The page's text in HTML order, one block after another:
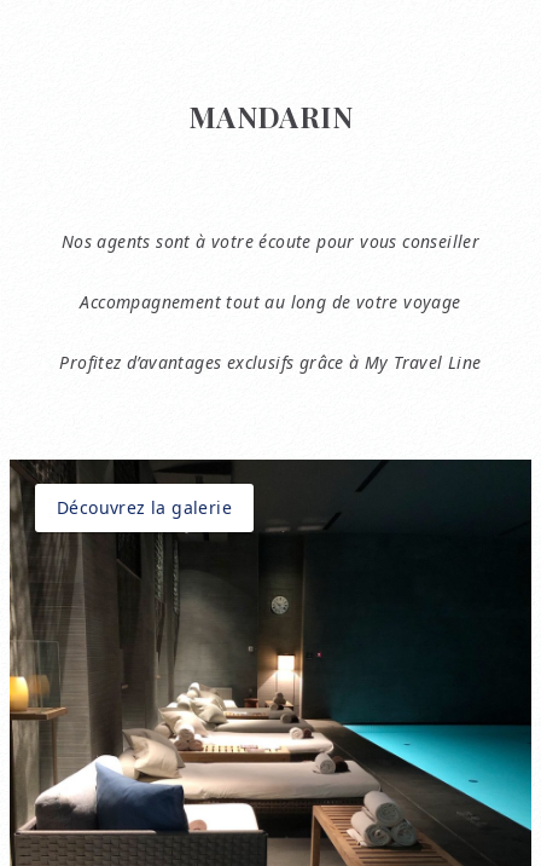
MANDARIN
Nos agents sont à votre écoute pour vous conseiller
Accompagnement tout au long de votre voyage
Profitez d’avantages exclusifs grâce à My Travel Line
Découvrez la galerie